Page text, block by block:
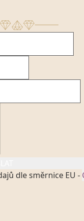
dle směrnice EU -
se zákonem č.
a